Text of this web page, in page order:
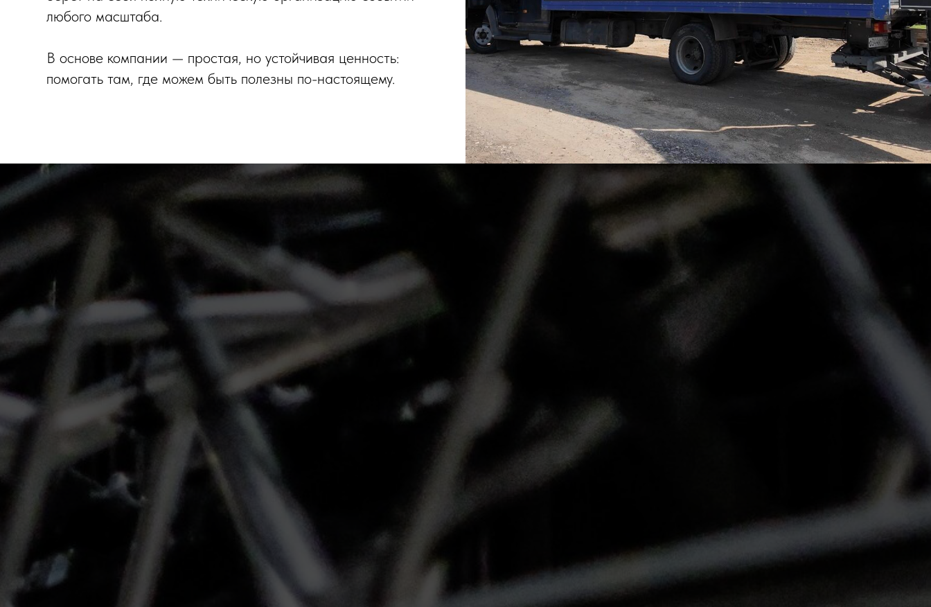
любого масштаба.
В основе компании — простая, но устойчивая ценность:
помогать там, где можем быть полезны по-настоящему.